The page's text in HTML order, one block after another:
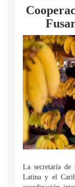
La secretaría
Latina y el